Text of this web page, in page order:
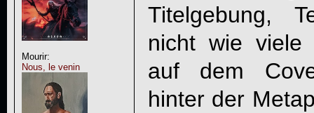
Mourir:
Nous, le venin
Titelgebung,
nicht wie viele
auf dem
hinter der